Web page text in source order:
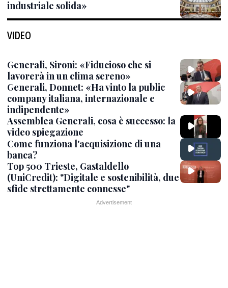
industriale solida»
VIDEO
Generali, Sironi: «Fiducioso che si
lavorerà in un clima sereno»
Generali, Donnet: «Ha vinto la public
company italiana, internazionale e
indipendente»
Assemblea Generali, cosa è successo: la
video spiegazione
Come funziona l'acquisizione di una
banca?
Top 500 Trieste, Gastaldello
(UniCredit): "Digitale e sostenibilità, due
sfide strettamente connesse"